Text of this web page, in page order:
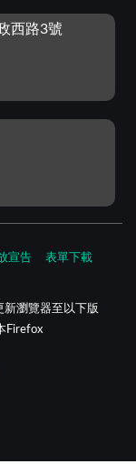
西路3號
宣告 表單下載
新瀏覽器至以下版
Firefox